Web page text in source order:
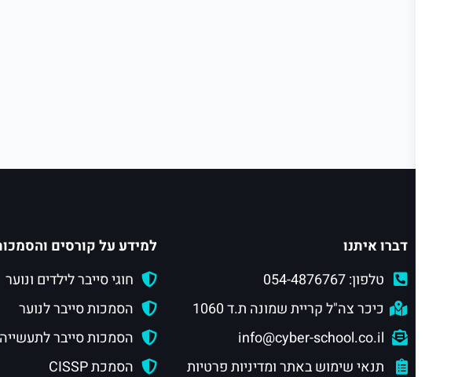
דברו איתנו
טלפון: 054-4876767
כיכר צה"ל קריית שמונה ת.ד 1060
info@cyber-school.co.il
תנאי שימוש באתר ומדיניות פרטיות
למידע על קורסים
חוגי סייבר לילדים ונוער
הסמכות סייבר לנוער
הסמכות סייבר לתעשייה
הסמכת CISSP